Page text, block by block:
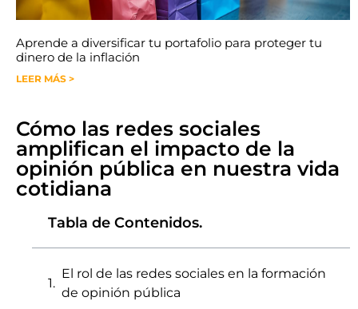
Aprende a diversificar tu portafolio para proteger tu
dinero de la inflación
LEER MÁS >
Cómo las redes sociales
amplifican el impacto de la
opinión pública en nuestra vida
cotidiana
Tabla de Contenidos.
El rol de las redes sociales en la formación
de opinión pública